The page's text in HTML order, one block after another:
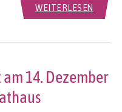
WEITERLESEN
14. Dezember